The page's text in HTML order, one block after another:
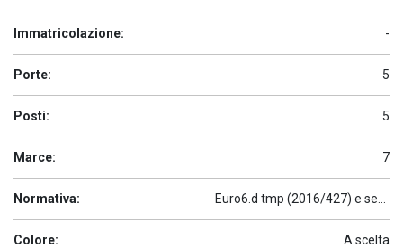
Immatricolazione: -
Porte: 5
Posti: 5
Marce: 7
Normativa:
Colore: A scelta